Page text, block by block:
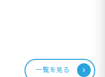
一覧を見る